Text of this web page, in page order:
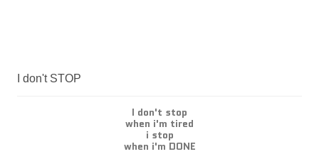
I don't STOP
I don't stop
when i'm tired
i stop
when i'm DONE